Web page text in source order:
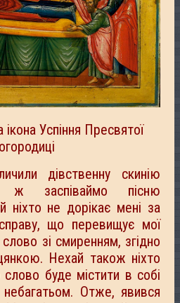
Успіння Пресвятої
дівственну скинію
ж заспіваймо пісню
ніхто не дорікає мені за
що перевищує мої
зі смиренням, згідно
Нехай також ніхто
буде містити в собі
Отже, явився